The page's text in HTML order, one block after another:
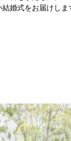
婚式をお届けしま